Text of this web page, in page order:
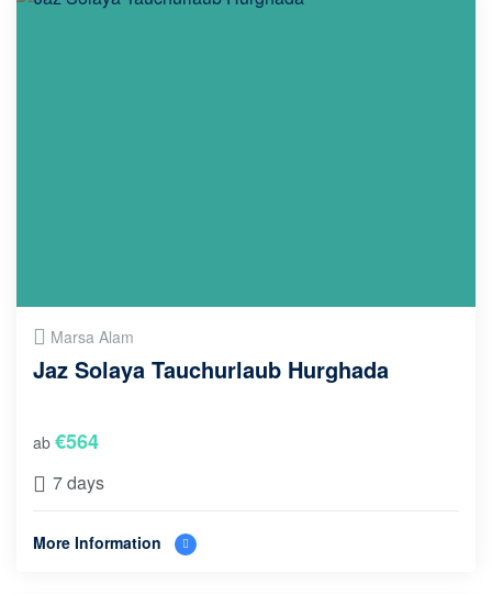
Marsa Alam
Jaz Solaya Tauchurlaub Hurghada
ab €564
7 days
More Information